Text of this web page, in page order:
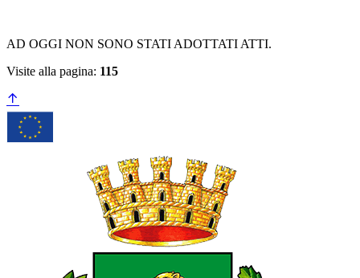
AD OGGI NON SONO STATI ADOTTATI ATTI.
Visite alla pagina: 115